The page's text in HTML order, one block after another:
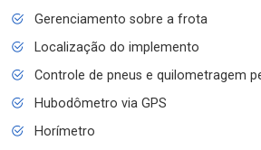
Gerenciamento sobre a frota
Localização do implemento
Controle de pneus e quilometragem
Hubodômetro via GPS
Horímetro